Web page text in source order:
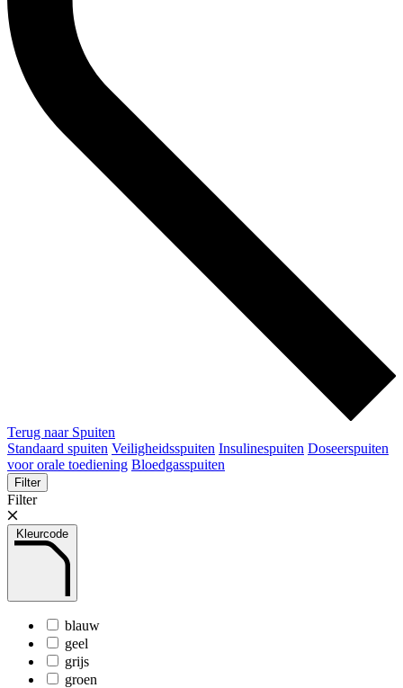
Terug naar Spuiten
Standaard spuiten Veiligheidsspuiten Insulinespuiten Doseerspuiten
voor orale toediening Bloedgasspuiten
Filter
Filter
Kleurcode
blauw
geel
grijs
groen